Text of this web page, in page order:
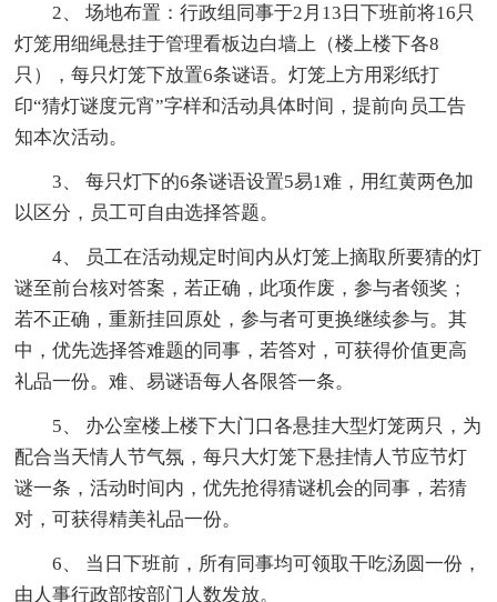
2、 场地布置：行政组同事于2月13日下班前将16只
灯笼用细绳悬挂于管理看板边白墙上（楼上楼下各8
只），每只灯笼下放置6条谜语。灯笼上方用彩纸打
印“猜灯谜度元宵”字样和活动具体时间，提前向员工告
知本次活动。
3、 每只灯下的6条谜语设置5易1难，用红黄两色加
以区分，员工可自由选择答题。
4、 员工在活动规定时间内从灯笼上摘取所要猜的灯
谜至前台核对答案，若正确，此项作废，参与者领奖；
若不正确，重新挂回原处，参与者可更换继续参与。其
中，优先选择答难题的同事，若答对，可获得价值更高
礼品一份。难、易谜语每人各限答一条。
5、 办公室楼上楼下大门口各悬挂大型灯笼两只，为
配合当天情人节气氛，每只大灯笼下悬挂情人节应节灯
谜一条，活动时间内，优先抢得猜谜机会的同事，若猜
对，可获得精美礼品一份。
6、 当日下班前，所有同事均可领取干吃汤圆一份，
由人事行政部按部门人数发放。